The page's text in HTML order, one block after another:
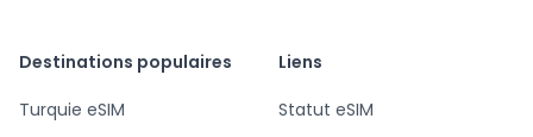
Destinations populaires
Turquie eSIM
Liens
Statut eSIM